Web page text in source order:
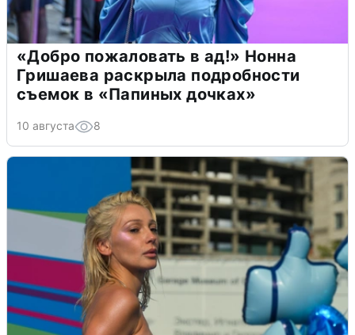
«Добро пожаловать в ад!» Нонна
Гришаева раскрыла подробности
съемок в «Папиных дочках»
10 августа 8